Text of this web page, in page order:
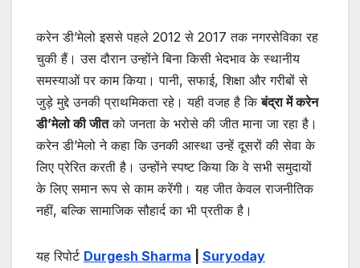
करेन डी’मेलो इससे पहले 2012 से 2017 तक नगरसेविका रह
चुकी हैं। उस दौरान उन्होंने बिना किसी भेदभाव के स्थानीय
समस्याओं पर काम किया। पानी, सफाई, शिक्षा और गरीबों से
जुड़े मुद्दे उनकी प्राथमिकता रहे। यही वजह है किबंद्रा में करेन
डी’मेलो की जीतको जनता के भरोसे की जीत माना जा रहा है।
करेन डी’मेलो ने कहा कि उनकी आस्था उन्हें दूसरों की सेवा के
लिए प्रेरित करती है। उन्होंने स्पष्ट किया कि वे सभी समुदायों
के लिए समान रूप से काम करेंगी। यह जीत केवल राजनीतिक
नहीं, बल्कि सामाजिक सौहार्द का भी प्रतीक है।
यह रिपोर्ट Durgesh Sharma
Suryoday